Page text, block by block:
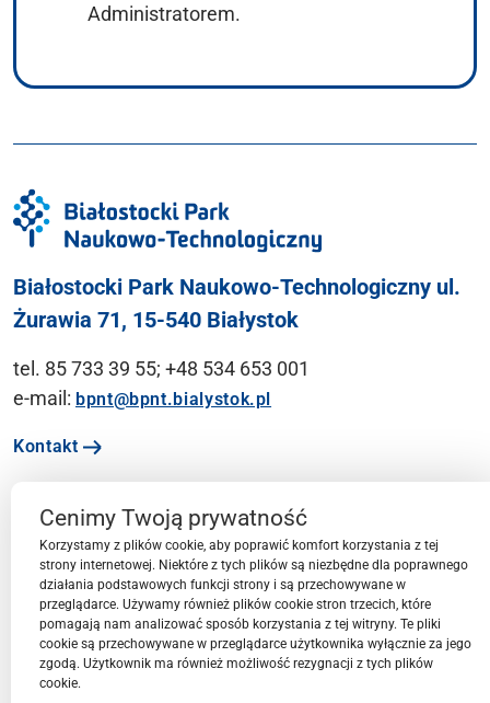
Administratorem.
Białostocki Park Naukowo-Technologiczny ul.
Żurawia 71, 15-540 Białystok
tel. 85 733 39 55; +48 534 653 001
e-mail: bpnt@bpnt.bialystok.pl
Kontakt
Ważne linki
Menu
Przestrzeń BPN-T
Cenimy Twoją prywatność
Korzystamy z plików cookie, aby poprawić komfort korzystania z tej
strony internetowej. Niektóre z tych plików są niezbędne dla poprawnego
działania podstawowych funkcji strony i są przechowywane w
przeglądarce. Używamy również plików cookie stron trzecich, które
pomagają nam analizować sposób korzystania z tej witryny. Te pliki
cookie są przechowywane w przeglądarce użytkownika wyłącznie za jego
zgodą. Użytkownik ma również możliwość rezygnacji z tych plików
cookie.